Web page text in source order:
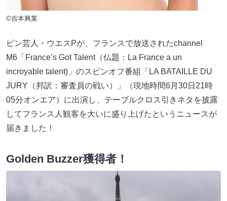
©吉本興業
ピン芸人・ウエスPが、フランスで放送されたchannel
M6「France’s Got Talent（仏題：La France a un
incroyable talent)」のスピンオフ番組「LA BATAILLE DU
JURY（邦訳：審査員の戦い）」（現地時間6月30日21時
05分オンエア）に出演し、テーブルクロス引きネタを披露
してフランス人観客を大いに盛り上げたというニュースが
届きました！
Golden Buzzer獲得者！